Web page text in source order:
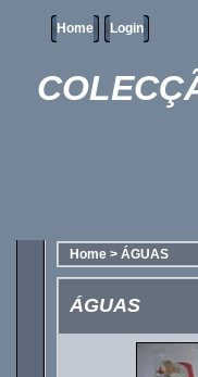
Home Login
Home > ÁGUAS
ÁGUAS